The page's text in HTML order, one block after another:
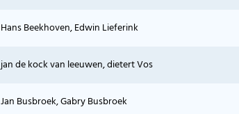
Hans Beekhoven, Edwin Lieferink
jan de kock van leeuwen, dietert Vos
Jan Busbroek, Gabry Busbroek